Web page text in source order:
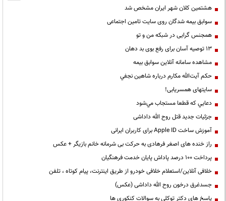
هشتمین کلان شهر ایران مشخص شد
سوابق بیمه شدگان روی سایت تامین اجتماعی
همجنس گرایی در شبکه من و تو
13 توصیه آسان برای رفع بوی بد دهان
مشاهده سامانه آنلاين سوابق بیمه
حكم آيت‌الله مكارم درباره شاهين نجفي
سایتهای همسریابی!
دعايي كه قطعا مستجاب مي‌شود
جزئیات جدید قتل روح الله داداشی
آموزش ساخت Apple ID برای کاربران ایرانی
راز خنده های اصغر فرهادی به حرکت بی شرمانه خانم بازیگر + عکس
پرداخت ۱۰۰ درصد پاداش پایان خدمت فرهنگیان
خلافی آنلاین/استعلام خلافی خودرو از طریق اینترنت، پیام کوتاه ، تلفن
جسدغرق درخون روح الله داداشی (عکس)
پاسخ های دکتر توکلی به سوالات کنکوری ها